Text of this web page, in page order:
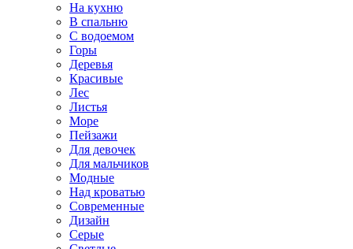
На кухню
В спальню
С водоемом
Горы
Деревья
Красивые
Лес
Листья
Море
Пейзажи
Для девочек
Для мальчиков
Модные
Над кроватью
Современные
Дизайн
Серые